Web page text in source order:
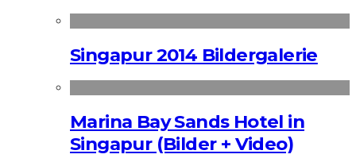
Singapur 2014 Bildergalerie
Marina Bay Sands Hotel in
Singapur (Bilder + Video)